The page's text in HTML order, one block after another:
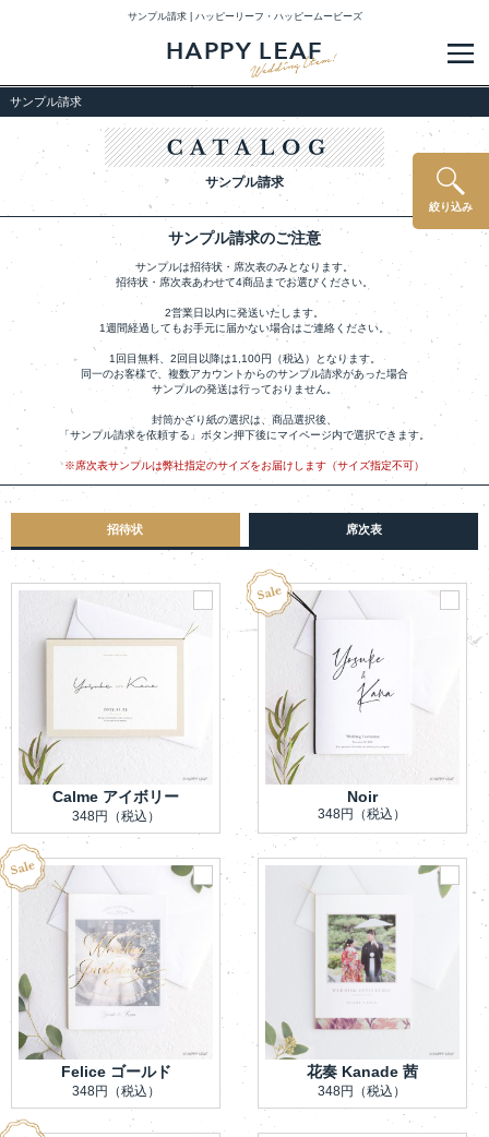
サンプル請求 | ハッピーリーフ・ハッピームービーズ
メ
サンプル請求
サンプル請求
絞り込み
サンプル請求のご注意
サンプルは招待状・席次表のみとなります。
招待状・席次表あわせて4商品までお選びください。
2営業日以内に発送いたします。
1週間経過してもお手元に届かない場合はご連絡ください。
1回目無料、2回目以降は1,100円（税込）となります。
同一のお客様で、複数アカウントからのサンプル請求があった場合
サンプルの発送は行っておりません。
封筒かざり紙の選択は、商品選択後、
「サンプル請求を依頼する」ボタン押下後にマイページ内で選択できます。
※席次表サンプルは弊社指定のサイズをお届けします（サイズ指定不可）
招待状 席次表
Calme アイボリー
348円 （税込）
Noir
348円 （税込）
Felice ゴールド
348円 （税込）
花奏 Kanade 茜
348円 （税込）